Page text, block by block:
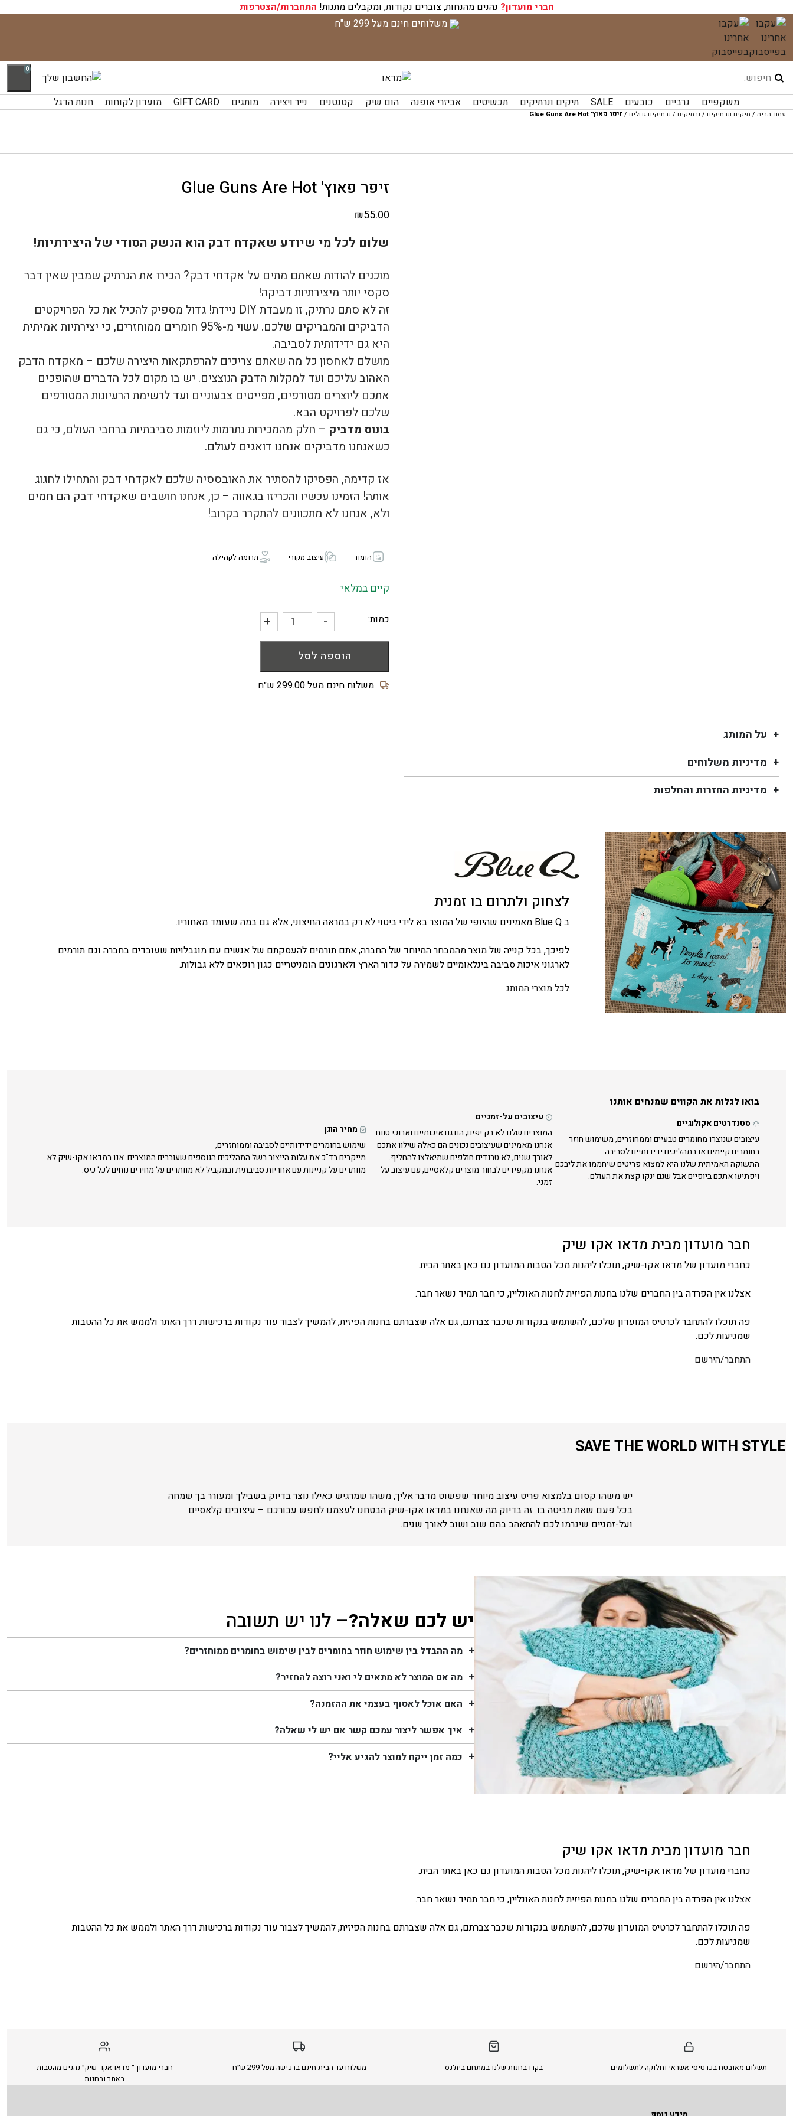
חברי מועדון? נהנים מהנחות, צוברים נקודות, ומקבלים מתנות! התחברות/הצטרפות
דלג
לתוכן
משלוחים חינם מעל 299 ש"ח
0
משקפיים גרביים כובעים SALE תיקים ונרתיקים תכשיטים אביזרי אופנה הום שיק קטנטנים נייר ויצירה מותגים GIFT CARD מועדון לקוחות חנות הדגל
עמוד הבית/ תיקים ונרתיקים / נרתיקים / נרתיקים גדולים / זיפר פאוץ' Glue Guns Are Hot
זיפר פאוץ' Glue Guns Are Hot
₪55.00
שלום לכל מי שיודע שאקדח דבק הוא הנשק הסודי של היצירתיות!
מוכנים להודות שאתם מתים על אקדחי דבק? הכירו את הנרתיק שמבין שאין דבר
סקסי יותר מיצירתיות דביקה!
זה לא סתם נרתיק, זו מעבדת DIY ניידת! גדול מספיק להכיל את כל הפרויקטים
הדביקים והמבריקים שלכם. עשוי מ-95% חומרים ממוחזרים, כי יצירתיות אמיתית
היא גם ידידותית לסביבה.
מושלם לאחסון כל מה שאתם צריכים להרפתקאות היצירה שלכם – מאקדח הדבק
האהוב עליכם ועד למקלות הדבק הנוצצים. יש בו מקום לכל הדברים שהופכים
אתכם ליוצרים מטורפים, מפייטים צבעוניים ועד לרשימת הרעיונות המטורפים
שלכם לפרויקט הבא.
בונוס מדביק – חלק מהמכירות נתרמות ליוזמות סביבתיות ברחבי העולם, כי גם
כשאנחנו מדביקים אנחנו דואגים לעולם.
אז קדימה, הפסיקו להסתיר את האובססיה שלכם לאקדחי דבק והתחילו לחגוג
אותה! הזמינו עכשיו והכריזו בגאווה – כן, אנחנו חושבים שאקדחי דבק הם חמים
ולא, אנחנו לא מתכוונים להתקרר בקרוב!
הומור עיצוב מקורי תרומה לקהילה
קיים במלאי
כמות:
כמות
של
זיפר
פאוץ'
Glue
-
+
הוספה לסל
משלוח חינם מעל 299.00 ש״ח
על המותג
מדיניות משלוחים
מדיניות החזרות והחלפות
לצחוק ולתרום בו זמנית
ב Blue Q מאמינים שהיופי של המוצר בא לידי ביטוי לא רק במראה החיצוני, אלא גם במה שעומד מאחוריו.
לפיכך, בכל קנייה של מוצר מהמבחר המיוחד של החברה, אתם תורמים להעסקתם של אנשים עם מוגבלויות שעובדים בחברה וגם תורמים
לארגוני איכות סביבה בינלאומיים לשמירה על כדור הארץ ולארגונים הומניטריים כגון רופאים ללא גבולות.
לכל מוצרי המותג
בואו לגלות את הקווים שמנחים אותנו
סטנדרטים אקולוגיים
עיצובים שנוצרו מחומרים טבעיים וממחוזרים, משימוש חוזר
בחומרים קיימים או בתהליכים ידידותיים לסביבה.
התשוקה האמיתית שלנו היא למצוא פריטים שיחממו את ליבכם
ויפתיעו אתכם ביופיים אבל שגם ינקו קצת את העולם.
עיצובים על-זמניים
המוצרים שלנו לא רק יפים, הם גם איכותיים וארוכי טווח.
אנחנו מאמינים שעיצובים נכונים הם כאלה שילוו אתכם
לאורך שנים, לא טרנדים חולפים שתיאלצו להחליף.
אנחנו מקפידים לבחור מוצרים קלאסיים, עם עיצוב על
זמני.
מחיר הוגן
שימוש בחומרים ידידותיים לסביבה וממוחזרים,
מייקרים בד"כ את עלות הייצור בשל התהליכים הנוספים שעוברים המוצרים. אנו במדאו אקו-שיק לא
מוותרים על קניינות עם אחריות סביבתית ובמקביל לא מוותרים על מחירים נוחים לכל כיס.
חבר מועדון מבית מדאו אקו שיק
כחברי מועדון של מדאו אקו-שיק, תוכלו ליהנות מכל הטבות המועדון גם כאן באתר הבית.
אצלנו אין הפרדה בין החברים שלנו בחנות הפיזית לחנות האונליין, כי חבר תמיד נשאר חבר.
פה תוכלו להתחבר לכרטיס המועדון שלכם, להשתמש בנקודות שכבר צברתם, גם אלה שצברתם בחנות הפיזית, להמשיך לצבור עוד נקודות ברכישות דרך האתר ולממש את כל ההטבות
שמגיעות לכם.
התחבר/הירשם
SAVE THE WORLD WITH STYLE
יש משהו קסום בלמצוא פריט עיצוב מיוחד שפשוט מדבר אליך, משהו שמרגיש כאילו נוצר בדיוק בשבילך ומעורר בך שמחה
בכל פעם שאת מביטה בו. זה בדיוק מה שאנחנו במדאו אקו-שיק הבטחנו לעצמנו לחפש עבורכם – עיצובים קלאסיים
ועל-זמניים שיגרמו לכם להתאהב בהם שוב ושוב לאורך שנים.
יש לכם שאלה?– לנו יש תשובה
מה ההבדל בין שימוש חוזר בחומרים לבין שימוש בחומרים ממוחזרים?
מה אם המוצר לא מתאים לי ואני רוצה להחזיר?
האם אוכל לאסוף בעצמי את ההזמנה?
איך אפשר ליצור עמכם קשר אם יש לי שאלה?
כמה זמן ייקח למוצר להגיע אליי?
חבר מועדון מבית מדאו אקו שיק
כחברי מועדון של מדאו אקו-שיק, תוכלו ליהנות מכל הטבות המועדון גם כאן באתר הבית.
אצלנו אין הפרדה בין החברים שלנו בחנות הפיזית לחנות האונליין, כי חבר תמיד נשאר חבר.
פה תוכלו להתחבר לכרטיס המועדון שלכם, להשתמש בנקודות שכבר צברתם, גם אלה שצברתם בחנות הפיזית, להמשיך לצבור עוד נקודות ברכישות דרך האתר ולממש את כל ההטבות
שמגיעות לכם.
התחבר/הירשם
תשלום מאובטח בכרטיסי אשראי וחלוקה לתשלומים בקרו בחנות שלנו במתחם בית׳נס משלוח עד הבית חינם ברכישה מעל 299 ש״ח
חברי מועדון ״ מדאו אקו- שיק״ נהנים מהטבות
באתר ובחנות